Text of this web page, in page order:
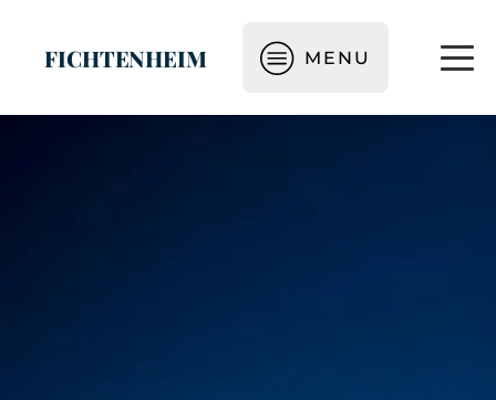
FICHTENHEIM MENU